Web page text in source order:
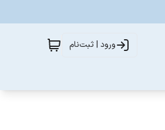
ورود | ثبت‌نام